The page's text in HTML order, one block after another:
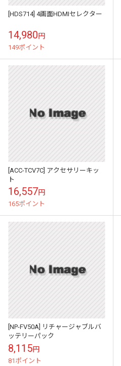
[HDS714] 4画面HDMIセレクター
14,980円
149ポイント
[ACC-TCV7C] アクセサリーキッ
ト
16,557円
165ポイント
[NP-FV50A] リチャージャブルバ
ッテリーパック
8,115円
81ポイント